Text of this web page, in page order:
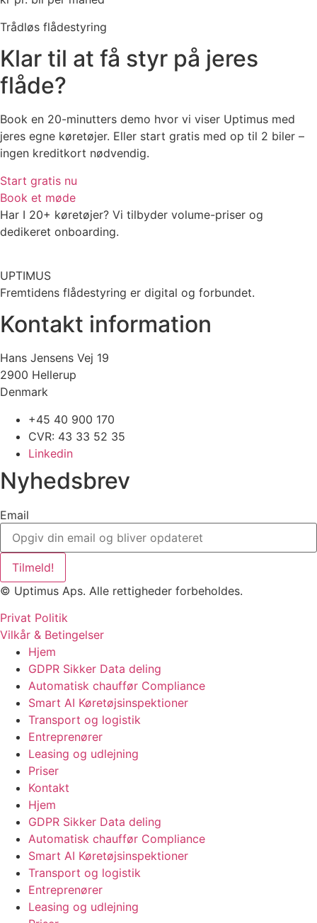
Trådløs flådestyring
Klar til at få styr på jeres
flåde?
Book en 20-minutters demo hvor vi viser Uptimus med
jeres egne køretøjer. Eller start gratis med op til 2 biler –
ingen kreditkort nødvendig.
Start gratis nu
Book et møde
Har I 20+ køretøjer? Vi tilbyder volume-priser og
dedikeret onboarding.
UPTIMUS
Fremtidens flådestyring er digital og forbundet.
Kontakt information
Hans Jensens Vej 19
2900 Hellerup
Denmark
+45 40 900 170
CVR: 43 33 52 35​
Linkedin
Nyhedsbrev
Email
Tilmeld!
© Uptimus Aps. Alle rettigheder forbeholdes.
Privat Politik
Vilkår & Betingelser
Hjem
GDPR Sikker Data deling
Automatisk chauffør Compliance
Smart AI Køretøjsinspektioner
Transport og logistik
Entreprenører
Leasing og udlejning
Priser
Kontakt
Hjem
GDPR Sikker Data deling
Automatisk chauffør Compliance
Smart AI Køretøjsinspektioner
Transport og logistik
Entreprenører
Leasing og udlejning